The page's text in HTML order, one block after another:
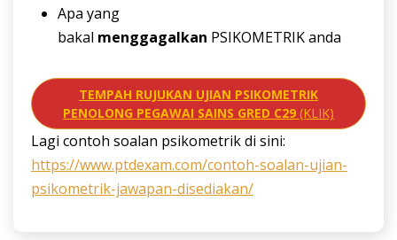
Apa yang
bakal menggagalkan PSIKOMETRIK anda
TEMPAH RUJUKAN UJIAN PSIKOMETRIK
PENOLONG PEGAWAI SAINS GRED C29 (KLIK)
Lagi contoh soalan psikometrik di sini:
https://www.ptdexam.com/contoh-soalan-ujian-
psikometrik-jawapan-disediakan/